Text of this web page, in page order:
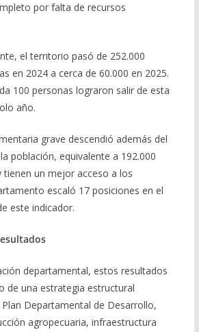
por falta de recursos
el territorio pasó de 252.000
en 2024 a cerca de 60.000 en 2025.
100 personas lograron salir de esta
año.
grave descendió además del
población, equivalente a 192.000
tienen un mejor acceso a los
escaló 17 posiciones en el
este indicador.
departamental, estos resultados
de una estrategia estructural
Departamental de Desarrollo,
agropecuaria, infraestructura